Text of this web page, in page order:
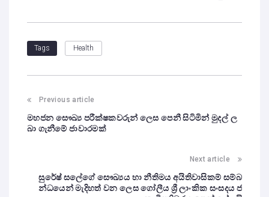
Tags Health
Previous article
මහජන සෞඛ්‍ය පරීක්ෂකවරුන් ලෙස පෙනී සිටිමින් මුදල් ල
බා ගැනීමේ ජාවාරමක්
Next article
සුරේෂ් සලේගේ සෞඛ්‍යය හා නීතිමය අයිතිවාසිකම් සම්බ
න්ධයෙන් මැදිහත් වන ලෙස ගෝලීය ශ්‍රී ලාංකික සංසදය ජ